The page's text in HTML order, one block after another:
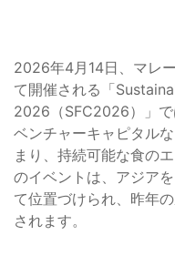
2026年4月14日、マレ
て開催される「
2026（SFC2026）」で
ベンチャーキャピタル
まり、持続可能な食の
のイベントは、アジア
て位置づけられ、昨年
されます。